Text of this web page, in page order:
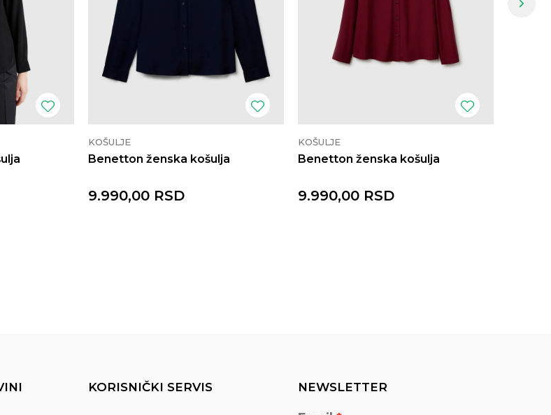
KOŠULJE
Benetton ženska košulja
9.990,00 RSD
KOŠULJE
Benetton ženska košulja
9.990,00 RSD
KORISNIČKI SERVIS NEWSLETTER